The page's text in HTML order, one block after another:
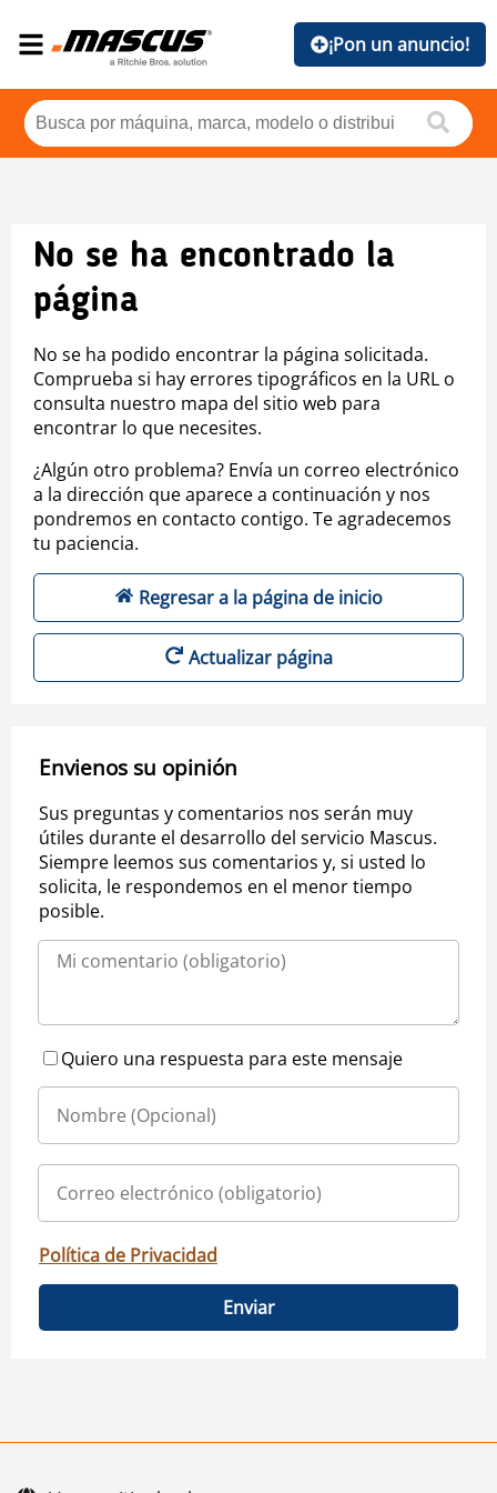
¡Pon un anuncio!
No se ha encontrado la
página
No se ha podido encontrar la página solicitada.
Comprueba si hay errores tipográficos en la URL o
consulta nuestro mapa del sitio web para
encontrar lo que necesites.
¿Algún otro problema? Envía un correo electrónico
a la dirección que aparece a continuación y nos
pondremos en contacto contigo. Te agradecemos
tu paciencia.
Regresar a la página de inicio
Actualizar página
Envienos su opinión
Sus preguntas y comentarios nos serán muy
útiles durante el desarrollo del servicio Mascus.
Siempre leemos sus comentarios y, si usted lo
solicita, le respondemos en el menor tiempo
posible.
Quiero una respuesta para este mensaje
Política de Privacidad
Enviar